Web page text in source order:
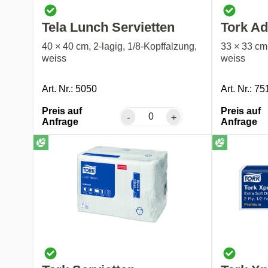
Tela Lunch Servietten
40 × 40 cm, 2-lagig, 1/8-Kopffalzung,
weiss
Art. Nr.: 5050
Preis auf
Anfrage
- +
Tork
33 × 33
weiss
Art. Nr.:
Preis auf
Anfrage